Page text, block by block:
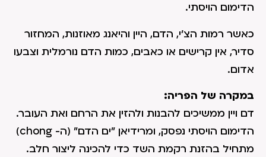
הדימום הויסתי.
כאשר רמות הצ'י, הדם, היין והיאנג מאוזנות, המחזור
סדיר, אין קרישים או כאבים, כמות הדם נורמלית וצבעו
אדום.
במקרה של הפריה:
דם ויין ממשיכים להבנות ולהזין את הרחם ואת העובר.
הדימום הויסתי נפסק, ומרידיאן "ים הדם" (ה- chong)
מתחיל בהזנת רקמת השד כדי להכינה ליצור חלב.